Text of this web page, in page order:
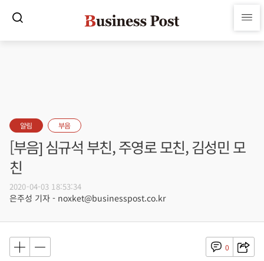
알림 부음
[부음] 심규석 부친, 주영로 모친, 김성민 모
친
2020-04-03 18:53:34
은주성 기자 - noxket@businesspost.co.kr
0